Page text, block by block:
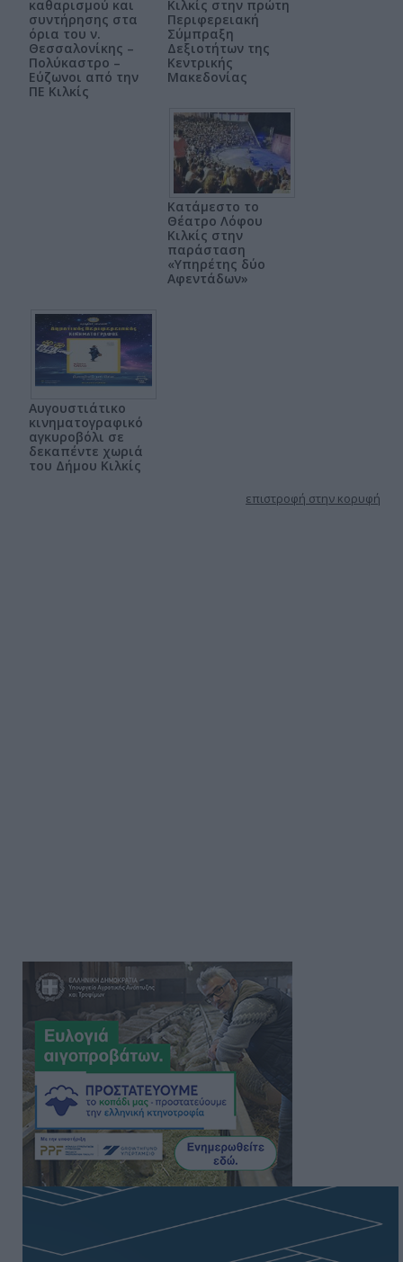
καθαρισμού και
συντήρησης στα
όρια του ν.
Θεσσαλονίκης –
Πολύκαστρο –
Εύζωνοι από την
ΠΕ Κιλκίς
Κιλκίς στην πρώτη
Περιφερειακή
Σύμπραξη
Δεξιοτήτων της
Κεντρικής
Μακεδονίας
Κατάμεστο το
Θέατρο Λόφου
Κιλκίς στην
παράσταση
«Υπηρέτης δύο
Αφεντάδων»
Αυγουστιάτικο
κινηματογραφικό
αγκυροβόλι σε
δεκαπέντε χωριά
του Δήμου Κιλκίς
επιστροφή στην κορυφή